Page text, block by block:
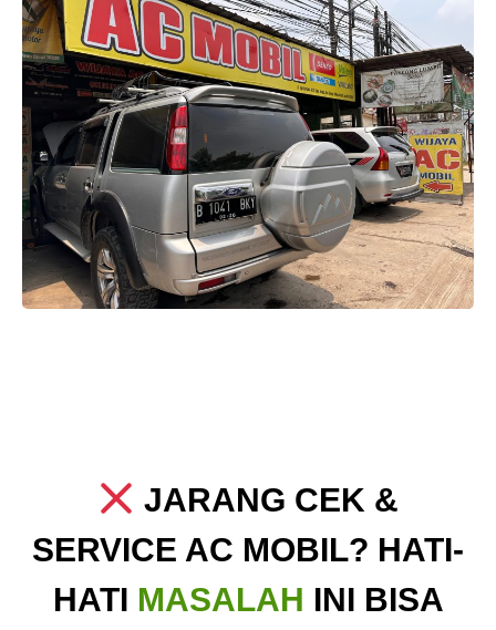
JARANG CEK &
SERVICE AC MOBIL? HATI-
HATI MASALAH INI BISA